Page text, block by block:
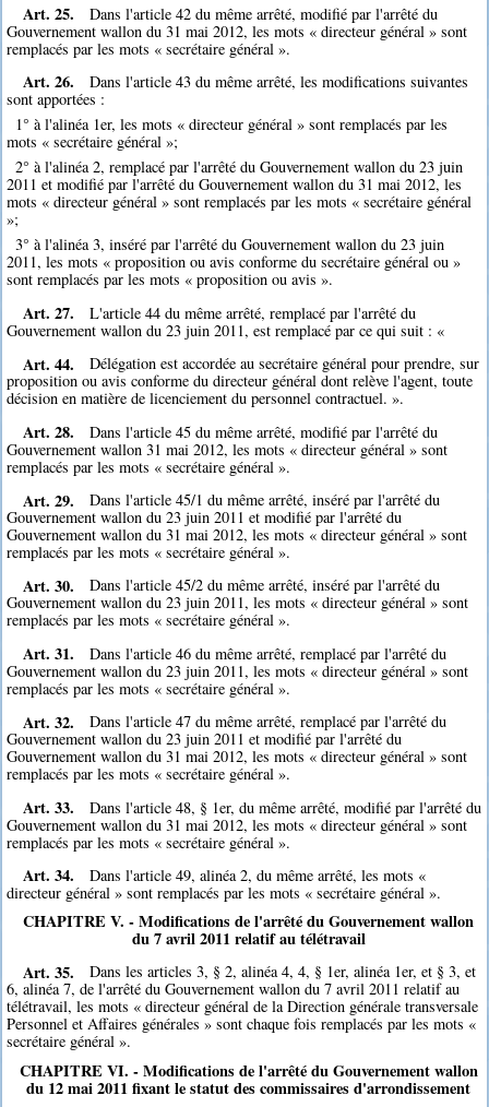
Art. 25.
Dans l'article 42 du même arrêté, modifié par l'arrêté du
Gouvernement wallon du 31 mai 2012, les mots « directeur général » sont
remplacés par les mots « secrétaire général ».
Art. 26.
Dans l'article 43 du même arrêté, les modifications suivantes
sont apportées :
1° à l'alinéa 1er, les mots « directeur général » sont remplacés par les
mots « secrétaire général »;
2° à l'alinéa 2, remplacé par l'arrêté du Gouvernement wallon du 23 juin
2011 et modifié par l'arrêté du Gouvernement wallon du 31 mai 2012, les
mots « directeur général » sont remplacés par les mots « secrétaire général
»;
3° à l'alinéa 3, inséré par l'arrêté du Gouvernement wallon du 23 juin
2011, les mots « proposition ou avis conforme du secrétaire général ou »
sont remplacés par les mots « proposition ou avis ».
Art. 27.
L'article 44 du même arrêté, remplacé par l'arrêté du
Gouvernement wallon du 23 juin 2011, est remplacé par ce qui suit : «
Art. 44.
Délégation est accordée au secrétaire général pour prendre, sur
proposition ou avis conforme du directeur général dont relève l'agent, toute
décision en matière de licenciement du personnel contractuel. ».
Art. 28.
Dans l'article 45 du même arrêté, modifié par l'arrêté du
Gouvernement wallon 31 mai 2012, les mots « directeur général » sont
remplacés par les mots « secrétaire général ».
Art. 29.
Dans l'article 45/1 du même arrêté, inséré par l'arrêté du
Gouvernement wallon du 23 juin 2011 et modifié par l'arrêté du
Gouvernement wallon du 31 mai 2012, les mots « directeur général » sont
remplacés par les mots « secrétaire général ».
Art. 30.
Dans l'article 45/2 du même arrêté, inséré par l'arrêté du
Gouvernement wallon du 23 juin 2011, les mots « directeur général » sont
remplacés par les mots « secrétaire général ».
Art. 31.
Dans l'article 46 du même arrêté, remplacé par l'arrêté du
Gouvernement wallon du 23 juin 2011, les mots « directeur général » sont
remplacés par les mots « secrétaire général ».
Art. 32.
Dans l'article 47 du même arrêté, remplacé par l'arrêté du
Gouvernement wallon du 23 juin 2011 et modifié par l'arrêté du
Gouvernement wallon du 31 mai 2012, les mots « directeur général » sont
remplacés par les mots « secrétaire général ».
Art. 33.
Dans l'article 48, § 1er, du même arrêté, modifié par l'arrêté du
Gouvernement wallon du 31 mai 2012, les mots « directeur général » sont
remplacés par les mots « secrétaire général ».
Art. 34.
Dans l'article 49, alinéa 2, du même arrêté, les mots «
directeur général » sont remplacés par les mots « secrétaire général ».
CHAPITRE V. - Modifications de l'arrêté du Gouvernement wallon
du 7 avril 2011 relatif au télétravail
Art. 35.
Dans les articles 3, § 2, alinéa 4, 4, § 1er, alinéa 1er, et § 3, et
6, alinéa 7, de l'arrêté du Gouvernement wallon du 7 avril 2011 relatif au
télétravail, les mots « directeur général de la Direction générale transversale
Personnel et Affaires générales » sont chaque fois remplacés par les mots «
secrétaire général ».
CHAPITRE VI. - Modifications de l'arrêté du Gouvernement wallon
du 12 mai 2011 fixant le statut des commissaires d'arrondissement